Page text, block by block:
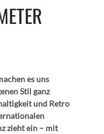
ARCHITEKTUR
es uns
Stil ganz
und Retro
zieht ein – mit